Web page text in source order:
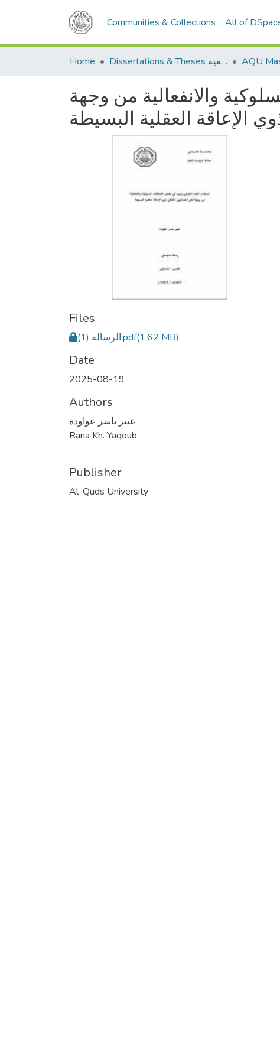
Communities & Collections All of
Home Dissertations & Theses الرسائل الجامعية
والانفعالية من وجهة
الإعاقة العقلية البسيطة
Files
الرسالة (1).pdf(1.62 MB)
Date
2025-08-19
Authors
عبير ياسر عواودة
Rana Kh. Yaqoub
Publisher
Al-Quds University